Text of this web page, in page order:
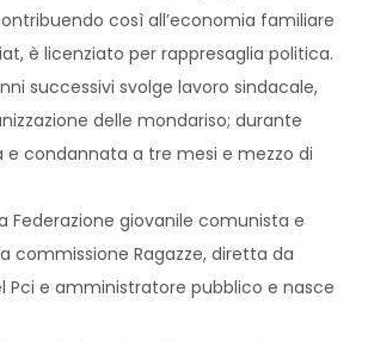
così all’economia familiare
è licenziato per rappresaglia politica.
successivi svolge lavoro sindacale,
delle mondariso; durante
condannata a tre mesi e mezzo di
Federazione giovanile comunista e
commissione Ragazze, diretta da
Pci e amministratore pubblico e nasce